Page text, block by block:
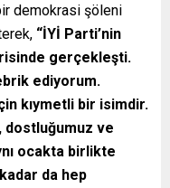
demokrasi şöleni
“İYİ Parti’nin
gerçekleşti.
ediyorum.
kıymetli bir isimdir.
dostluğumuz ve
ocakta birlikte
da hep